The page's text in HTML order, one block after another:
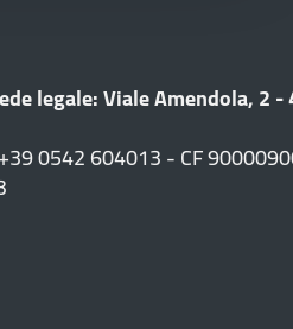
legale: Viale Amendola, 2
0542 604013 - CF